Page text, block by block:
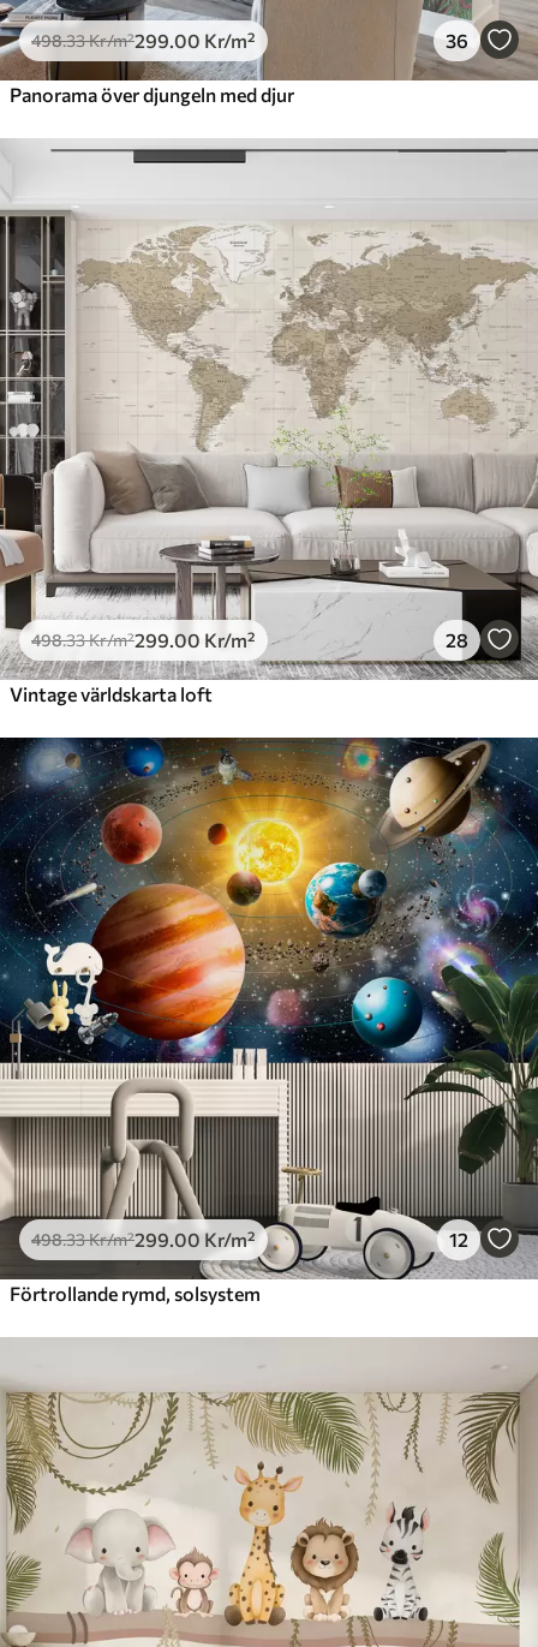
498.33Kr/m²299 .00 Kr/m² 36
Panorama över djungeln med djur
498.33Kr/m²299 .00 Kr/m² 28
Vintage världskarta loft
498.33Kr/m²299 .00 Kr/m² 12
Förtrollande rymd, solsystem